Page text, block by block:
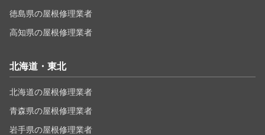
徳島県の屋根修理業者
高知県の屋根修理業者
北海道・東北
北海道の屋根修理業者
青森県の屋根修理業者
岩手県の屋根修理業者